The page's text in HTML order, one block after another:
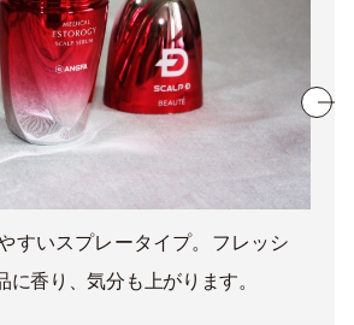
すいスプレータイプ。フレッシ
に香り、気分も上がります。